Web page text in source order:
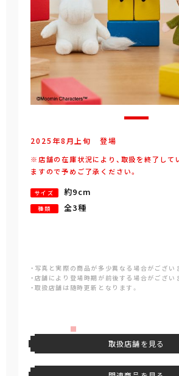
2025年8 月 上旬 登場
※店舗の在庫状況により、取扱を終了して
ますので予めご了承ください。
サイズ 約9cm
種類 全3種
・写真と実際の商品が多少異なる場合がござい
・店舗により登場時期が前後する場合がござい
・取扱店舗は随時更新となります。
取扱店舗を見る